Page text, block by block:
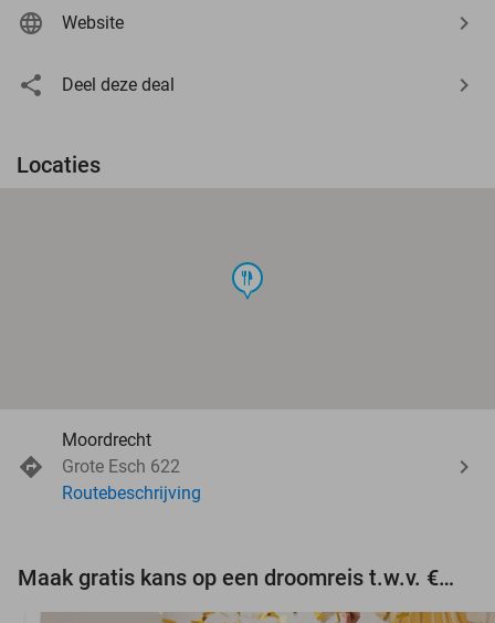
Website
Deel deze deal
Locaties
food
Moordrecht
Grote Esch 622
Routebeschrijving
Maak gratis kans op een droomreis t.w.v. €3.000!